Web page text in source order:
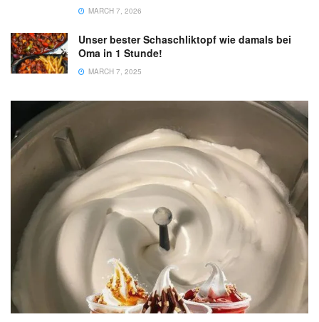
MARCH 7, 2026
Unser bester Schaschliktopf wie damals bei
Oma in 1 Stunde!
MARCH 7, 2025